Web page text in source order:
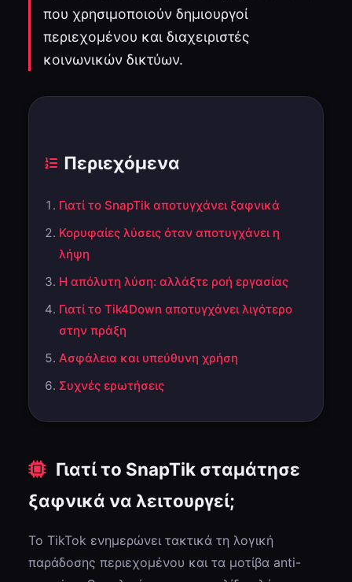
που χρησιμοποιούν δημιουργοί
περιεχομένου και διαχειριστές
κοινωνικών δικτύων.
Περιεχόμενα
Γιατί το SnapTik αποτυγχάνει ξαφνικά
Κορυφαίες λύσεις όταν αποτυγχάνει η
λήψη
Η απόλυτη λύση: αλλάξτε ροή εργασίας
Γιατί το Tik4Down αποτυγχάνει λιγότερο
στην πράξη
Ασφάλεια και υπεύθυνη χρήση
Συχνές ερωτήσεις
Γιατί το SnapTik σταμάτησε
ξαφνικά να λειτουργεί;
Το TikTok ενημερώνει τακτικά τη λογική
παράδοσης περιεχομένου και τα μοτίβα anti-